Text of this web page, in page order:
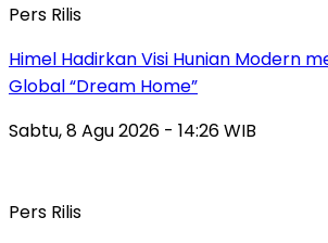
Pers Rilis
Himel Hadirkan Visi Hunian Modern
Global “Dream Home”
Sabtu, 8 Agu 2026 - 14:26 WIB
Pers Rilis